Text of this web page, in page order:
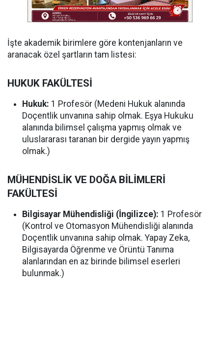
İşte akademik birimlere göre kontenjanların ve
aranacak özel şartların tam listesi:
HUKUK FAKÜLTESİ
Hukuk: 1 Profesör (Medeni Hukuk alanında
Doçentlik unvanına sahip olmak. Eşya Hukuku
alanında bilimsel çalışma yapmış olmak ve
uluslararası taranan bir dergide yayın yapmış
olmak.)
MÜHENDİSLİK VE DOĞA BİLİMLERİ
FAKÜLTESİ
Bilgisayar Mühendisliği (İngilizce): 1 Profesör
(Kontrol ve Otomasyon Mühendisliği alanında
Doçentlik unvanına sahip olmak. Yapay Zeka,
Bilgisayarda Öğrenme ve Örüntü Tanıma
alanlarından en az birinde bilimsel eserleri
bulunmak.)